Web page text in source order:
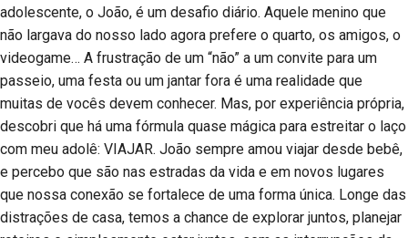
adolescente, o João, é um desafio diário. Aquele menino que
não largava do nosso lado agora prefere o quarto, os amigos, o
videogame… A frustração de um “não” a um convite para um
passeio, uma festa ou um jantar fora é uma realidade que
muitas de vocês devem conhecer. Mas, por experiência própria,
descobri que há uma fórmula quase mágica para estreitar o laço
com meu adolê: VIAJAR. João sempre amou viajar desde bebê,
e percebo que são nas estradas da vida e em novos lugares
que nossa conexão se fortalece de uma forma única. Longe das
distrações de casa, temos a chance de explorar juntos, planejar